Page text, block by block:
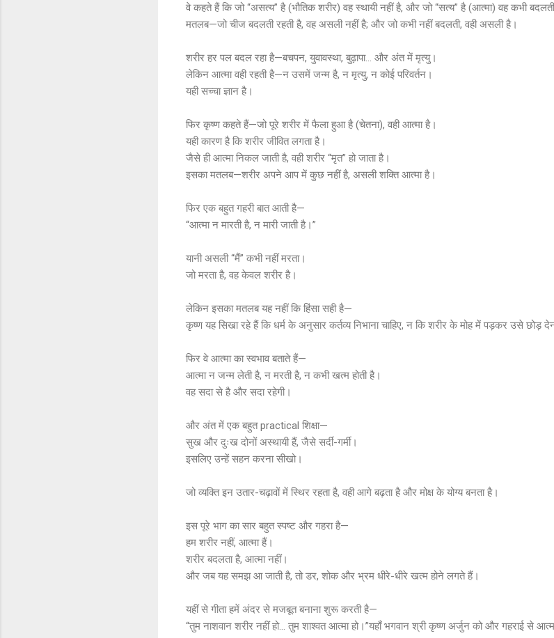
वे कहते हैं कि जो “असत्य” है (भौतिक शरीर) वह स्थायी नहीं है, और जो “सत्य” है (आत्मा) वह कभी
मतलब—जो चीज बदलती रहती है, वह असली नहीं है; और जो कभी नहीं बदलती, वही असली है।
शरीर हर पल बदल रहा है—बचपन, युवावस्था, बुढ़ापा… और अंत में मृत्यु।
लेकिन आत्मा वही रहती है—न उसमें जन्म है, न मृत्यु, न कोई परिवर्तन।
यही सच्चा ज्ञान है।
फिर कृष्ण कहते हैं—जो पूरे शरीर में फैला हुआ है (चेतना), वही आत्मा है।
यही कारण है कि शरीर जीवित लगता है।
जैसे ही आत्मा निकल जाती है, वही शरीर “मृत” हो जाता है।
इसका मतलब—शरीर अपने आप में कुछ नहीं है, असली शक्ति आत्मा है।
फिर एक बहुत गहरी बात आती है—
“आत्मा न मारती है, न मारी जाती है।”
यानी असली “मैं” कभी नहीं मरता।
जो मरता है, वह केवल शरीर है।
लेकिन इसका मतलब यह नहीं कि हिंसा सही है—
कृष्ण यह सिखा रहे हैं कि धर्म के अनुसार कर्तव्य निभाना चाहिए, न कि शरीर के मोह में पड़कर उसे छोड़
फिर वे आत्मा का स्वभाव बताते हैं—
आत्मा न जन्म लेती है, न मरती है, न कभी खत्म होती है।
वह सदा से है और सदा रहेगी।
और अंत में एक बहुत practical शिक्षा—
सुख और दुःख दोनों अस्थायी हैं, जैसे सर्दी-गर्मी।
इसलिए उन्हें सहन करना सीखो।
जो व्यक्ति इन उतार-चढ़ावों में स्थिर रहता है, वही आगे बढ़ता है और मोक्ष के योग्य बनता है।
इस पूरे भाग का सार बहुत स्पष्ट और गहरा है—
हम शरीर नहीं, आत्मा हैं।
शरीर बदलता है, आत्मा नहीं।
और जब यह समझ आ जाती है, तो डर, शोक और भ्रम धीरे-धीरे खत्म होने लगते हैं।
यहीं से गीता हमें अंदर से मजबूत बनाना शुरू करती है—
“तुम नाशवान शरीर नहीं हो… तुम शाश्वत आत्मा हो।”यहाँ भगवान श्री कृष्ण अर्जुन को और गहराई से